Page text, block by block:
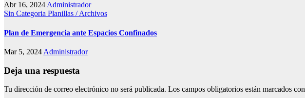
Abr 16, 2024 Administrador
Sin Categoria Planillas / Archivos
Plan de Emergencia ante Espacios Confinados
Mar 5, 2024 Administrador
Deja una respuesta
Tu dirección de correo electrónico no será publicada. Los campos obligatorios están marcados con